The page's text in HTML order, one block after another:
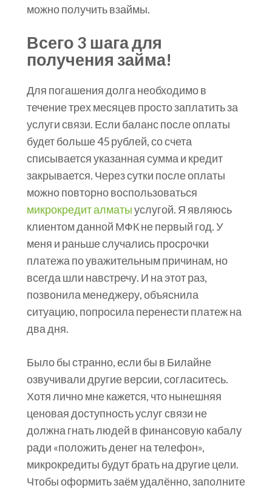
можно получить взаймы.
Всего 3 шага для
получения займа!
Для погашения долга необходимо в
течение трех месяцев просто заплатить за
услуги связи. Если баланс после оплаты
будет больше 45 рублей, со счета
списывается указанная сумма и кредит
закрывается. Через сутки после оплаты
можно повторно воспользоваться
микрокредит алматыуслугой. Я являюсь
клиентом данной МФК не первый год. У
меня и раньше случались просрочки
платежа по уважительным причинам, но
всегда шли навстречу. И на этот раз,
позвонила менеджеру, объяснила
ситуацию, попросила перенести платеж на
два дня.
Было бы странно, если бы в Билайне
озвучивали другие версии, согласитесь.
Хотя лично мне кажется, что нынешняя
ценовая доступность услуг связи не
должна гнать людей в финансовую кабалу
ради «положить денег на телефон»,
микрокредиты будут брать на другие цели.
Чтобы оформить заём удалённо, заполните